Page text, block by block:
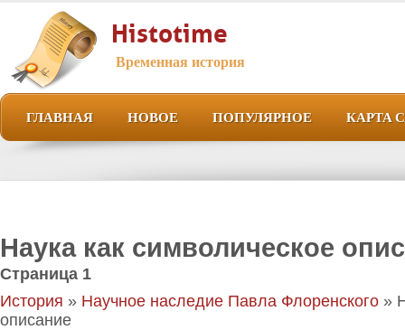
Histotime
Временная история
ГЛАВНАЯ НОВОЕ ПОПУЛЯРНОЕ КАРТА
Наука как символическое
Страница 1
История » Научное наследие Павла Флоренского »
описание